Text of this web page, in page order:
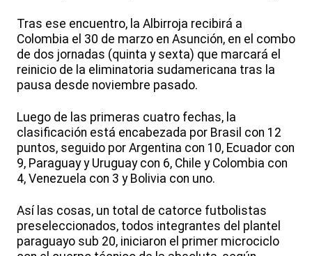
Tras ese encuentro, la Albirroja recibirá a
Colombia el 30 de marzo en Asunción, en el combo
de dos jornadas (quinta y sexta) que marcará el
reinicio de la eliminatoria sudamericana tras la
pausa desde noviembre pasado.
Luego de las primeras cuatro fechas, la
clasificación está encabezada por Brasil con 12
puntos, seguido por Argentina con 10, Ecuador con
9, Paraguay y Uruguay con 6, Chile y Colombia con
4, Venezuela con 3 y Bolivia con uno.
Así las cosas, un total de catorce futbolistas
preseleccionados, todos integrantes del plantel
paraguayo sub 20, iniciaron el primer microciclo